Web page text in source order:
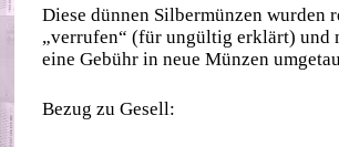
Diese dünnen Silbermünzen wurden
„verrufen“ (für ungültig erklärt) und
eine Gebühr in neue Münzen
Bezug zu Gesell: